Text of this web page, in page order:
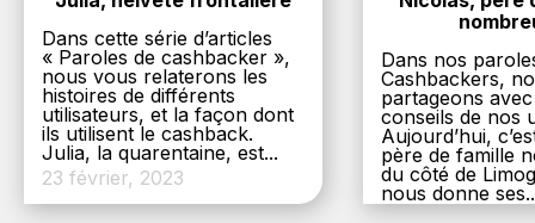
Dans cette série d’articles
« Paroles de cashbacker »,
nous vous relaterons les
histoires de différents
utilisateurs, et la façon dont
ils utilisent le cashback.
Julia, la quarentaine, est...
23 février, 2023
Dans nos
Cashbackers,
partageons
conseils de nos
Aujourd’hui,
père de famille
du côté de
nous donne
6 décembre,